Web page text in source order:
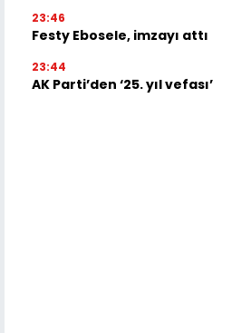
23:46
Festy Ebosele, imzayı attı
23:44
AK Parti’den ‘25. yıl vefası’